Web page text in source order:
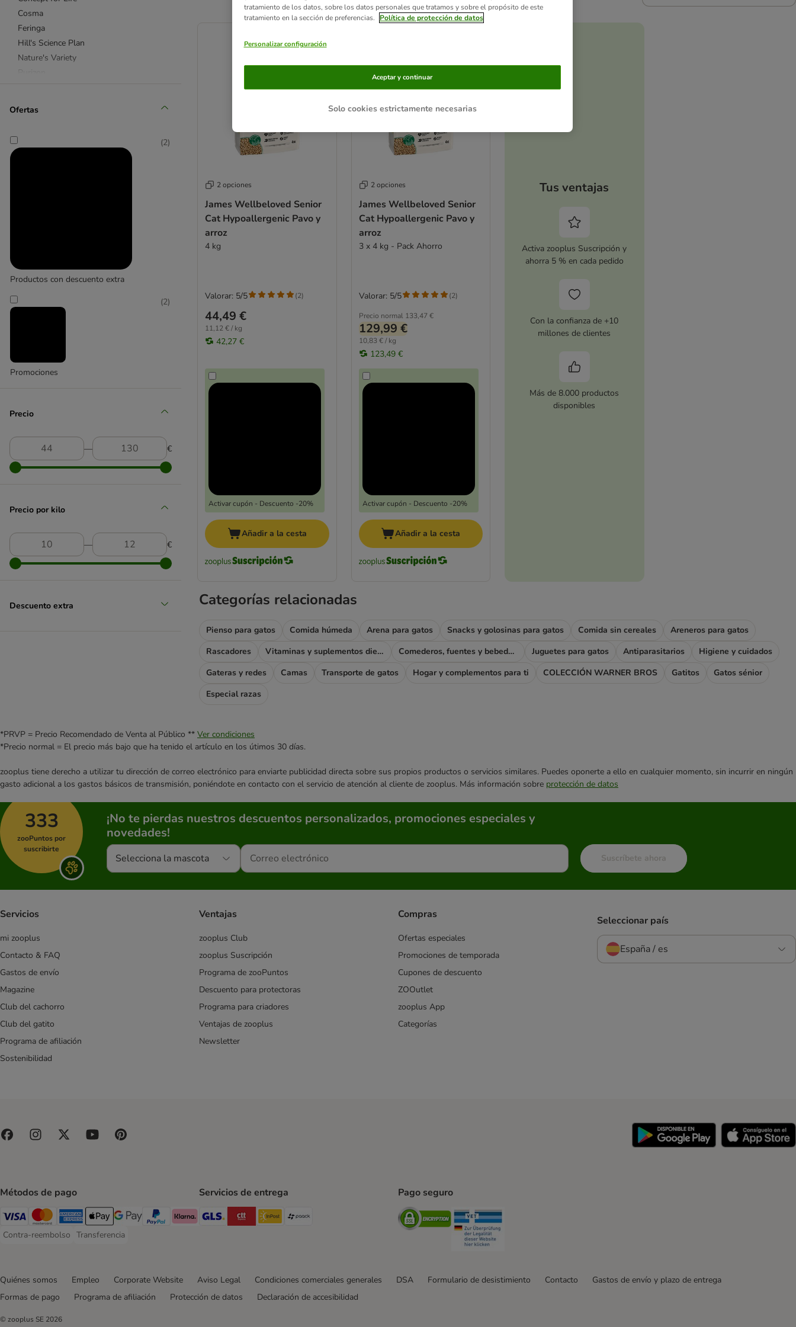
Cosma
Feringa
Hill's Science Plan
Nature's Variety
Taste of the Wild
Sénior
Problemas renales
Affinity Advance
Affinity Libra
Almo Nature
Animonda
Applaws
Butcher’s
Calibra
Carnilove
Cat´s Love
Feringa
Fokker
Forza10
GranataPet
Green Petfood
Greenwoods
Hill's Prescription Diet Feline
Hill's Science Plan
animonda Integra Protect
Josera
Kattovit
Kitekat
Leonardo
Lily's Kitchen
Lucky Lou
MAC´s
MjAMjAM
Natural Trainer
Optimanova
Pan Mięsko
Perfect Fit
PURINA PRO PLAN
Purizon
Rosie's Farm
Ofertas
Productos con descuento extra
(2)
Promociones
(2)
Precio
― €
Precio por kilo
― €
Descuento extra
product items have been changed
2 opciones
James Wellbeloved Senior
Cat Hypoallergenic Pavo y
arroz
4 kg
44,49 €
11,12 € / kg
42,27 €
Activar cupón - Descuento -20%
Valorar: 5/5 (2)
Añadir a la cesta
2 opciones
James Wellbeloved Senior
Cat Hypoallergenic Pavo y
arroz
3 x 4 kg - Pack Ahorro
Precio normal 133,47 €
129,99 €
10,83 € / kg
123,49 €
Activar cupón - Descuento -20%
Valorar: 5/5 (2)
Añadir a la cesta
Tus ventajas
Activa zooplus Suscripción y
ahorra 5 % en cada pedido
Con la confianza de +10
millones de clientes
Más de 8.000 productos
disponibles
Categorías relacionadas
Pienso para gatos Comida húmeda Arena para gatos Snacks y golosinas para gatos Comida sin cereales
Areneros para gatos
Rascadores
Vitaminas y suplementos dietéticos Comederos, fuentes y bebederos Juguetes para gatos Antiparasitarios
Higiene y cuidados
Gateras y redes
Camas Transporte de gatos Hogar y complementos para ti COLECCIÓN WARNER BROS Gatitos
Gatos sénior
Especial razas
*PRVP = Precio Recomendado de Venta al Público ** Ver condiciones
*Precio normal = El precio más bajo que ha tenido el artículo en los útimos 30 días.
zooplus tiene derecho a utilizar tu dirección de correo electrónico para enviarte publicidad directa sobre sus propios productos o servicios similares. Puedes oponerte a ello en cualquier momento, sin incurrir en ningún
gasto adicional a los gastos básicos de transmisión, poniéndote en contacto con el servicio de atención al cliente de zooplus. Más información sobre protección de datos
333
zooPuntos por
suscribirte
¡No te pierdas nuestros descuentos personalizados, promociones especiales y
novedades!
Selecciona la mascota Suscríbete ahora
Servicios
mi zooplus
Contacto & FAQ
Gastos de envío
Magazine
Club del cachorro
Club del gatito
Programa de afiliación
Sostenibilidad
Ventajas
zooplus Club
zooplus Suscripción
Programa de zooPuntos
Descuento para protectoras
Programa para criadores
Ventajas de zooplus
Newsletter
Compras
Ofertas especiales
Promociones de temporada
Cupones de descuento
ZOOutlet
zooplus App
Categorías
Seleccionar país
España / es
Métodos de pago
Visa Payment Method
Mastercard Payment Method
American Express Payment Method
Apple Pay Payment Method
Google Pay Payment Method
PayPal Payment Method
Klarna Payment Method
Contra-reembolso
Contra-reembolso Payment Method
Transferencia
Transferencia Payment Method
Servicios de entrega
GLS Shipping Method
CTTExpress Shipping Method
InPost Shipping Method
Pago seguro
Security
Quiénes somos Empleo Corporate Website Aviso Legal Condiciones comerciales generales DSA Formulario de desistimiento Contacto
Gastos de envío y plazo de entrega
Formas de pago
Programa de afiliación Protección de datos Declaración de accesibilidad
© zooplus SE 2026
tratamiento de los datos, sobre los datos personales que tratamos y sobre el propósito de este
tratamiento en la sección de preferencias.
Política de protección de datos
Personalizar configuración
Solo cookies estrictamente necesarias
Aceptar y continuar